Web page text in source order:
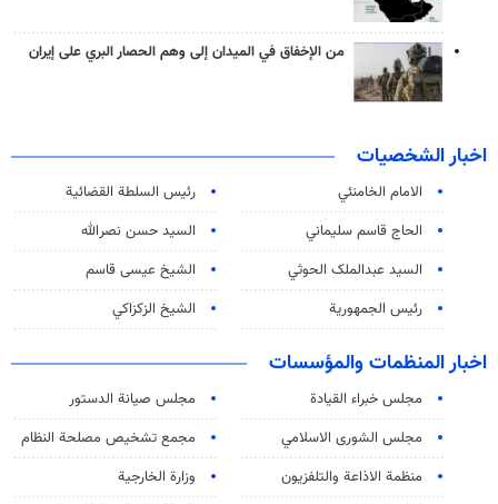
من الإخفاق في الميدان إلى وهم الحصار البري على إيران
اخبار الشخصيات
الامام الخامنئي
رئیس السلطة القضائیة
الحاج قاسم سليماني
السيد حسن نصرالله
السید عبدالملک الحوثي
الشيخ عيسى قاسم
رئيس الجمهورية
الشيخ الزكزاكي
اخبار المنظمات والمؤسسات
مجلس خبراء القيادة
مجلس صيانة الدستور
مجلس الشورى الاسلامي
مجمع تشخيص مصلحة النظام
منظمة الاذاعة والتلفزیون
وزارة الخارجية